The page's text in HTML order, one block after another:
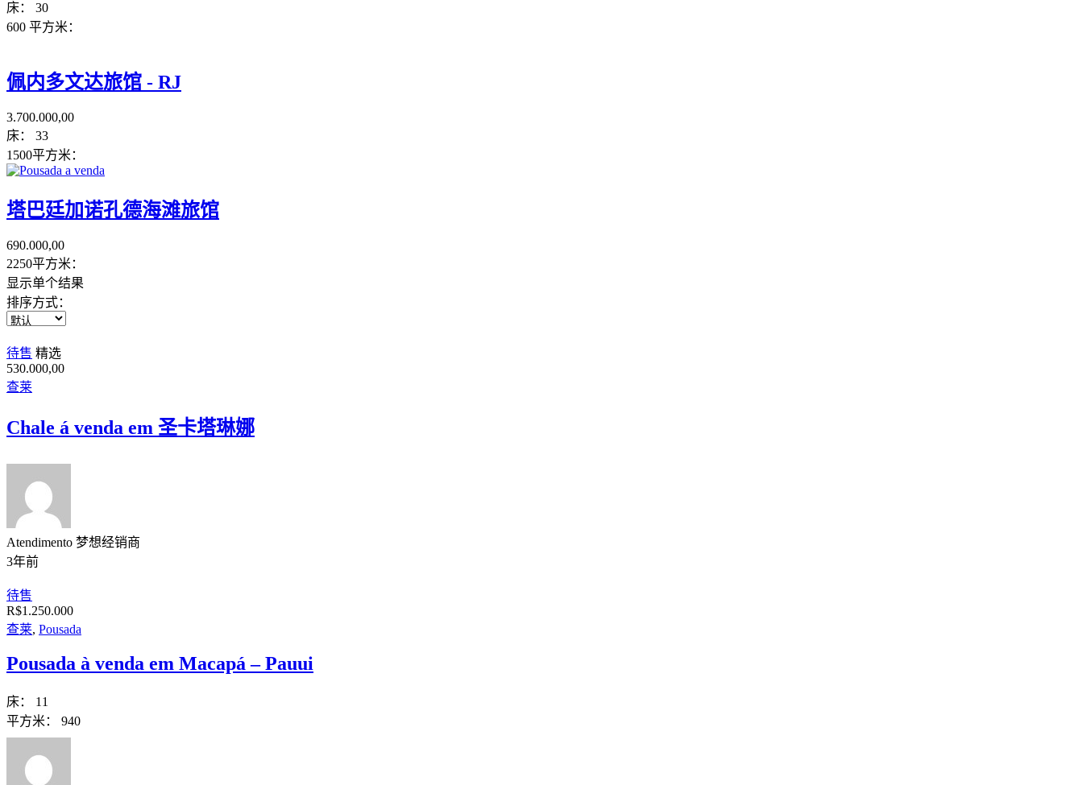
床： 30
600 平方米：
佩内多文达旅馆 - RJ
3.700.000,00
床： 33
1500平方米：
塔巴廷加诺孔德海滩旅馆
690.000,00
2250平方米：
显示单个结果
排序方式：
待售 精选
530.000,00
查莱
Chale á venda em 圣卡塔琳娜
Atendimento 梦想经销商
3年前
待售
R$1.250.000
查莱, Pousada
Pousada à venda em Macapá – Pauui
床： 11
平方米： 940